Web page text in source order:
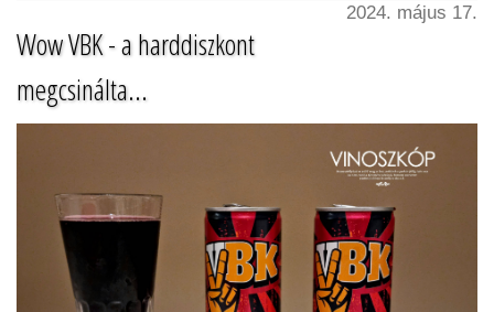
2024. május 17.
Wow VBK - a harddiszkont
megcsinálta...